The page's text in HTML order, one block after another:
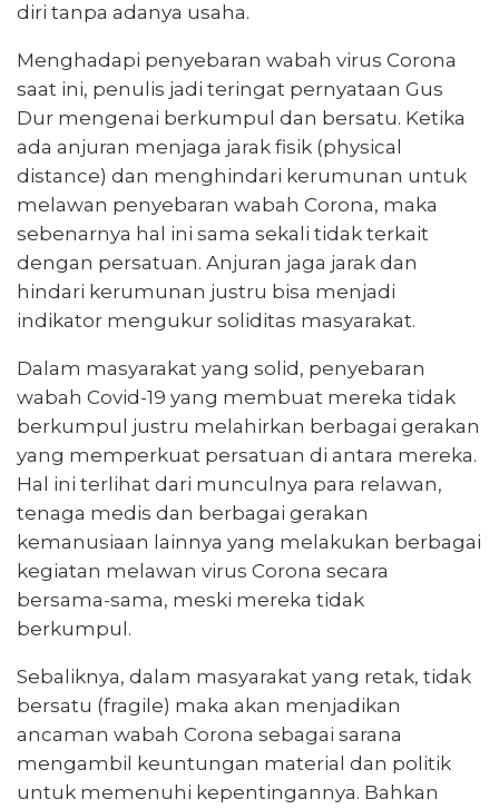
diri tanpa adanya usaha.
Menghadapi penyebaran wabah virus Corona
saat ini, penulis jadi teringat pernyataan Gus
Dur mengenai berkumpul dan bersatu. Ketika
ada anjuran menjaga jarak fisik (physical
distance) dan menghindari kerumunan untuk
melawan penyebaran wabah Corona, maka
sebenarnya hal ini sama sekali tidak terkait
dengan persatuan. Anjuran jaga jarak dan
hindari kerumunan justru bisa menjadi
indikator mengukur soliditas masyarakat.
Dalam masyarakat yang solid, penyebaran
wabah Covid-19 yang membuat mereka tidak
berkumpul justru melahirkan berbagai gerakan
yang memperkuat persatuan di antara mereka.
Hal ini terlihat dari munculnya para relawan,
tenaga medis dan berbagai gerakan
kemanusiaan lainnya yang melakukan berbagai
kegiatan melawan virus Corona secara
bersama-sama, meski mereka tidak
berkumpul.
Sebaliknya, dalam masyarakat yang retak, tidak
bersatu (fragile) maka akan menjadikan
ancaman wabah Corona sebagai sarana
mengambil keuntungan material dan politik
untuk memenuhi kepentingannya. Bahkan